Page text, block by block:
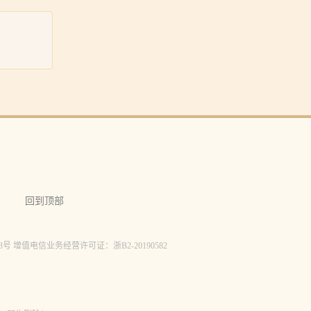
回到顶部
增值电信业务经营许可证：浙B2-20190582